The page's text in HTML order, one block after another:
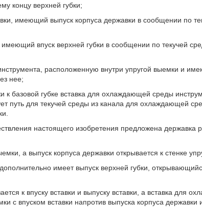
концу верхней губки;
имеющий выпуск корпуса державки в сообщении по
впуск верхней губки в сообщении по текучей
расположенную внутри упругой выемки и
нее;
к базовой губке вставка для охлаждающей среды
путь для текучей среды из канала для охлаждающей
настоящего изобретения предложена державка
а выпуск корпуса державки открывается к стенке
имеет выпуск верхней губки,
к впуску вставки и выпуску вставки, а вставка для
с впуском вставки напротив выпуска корпуса державки